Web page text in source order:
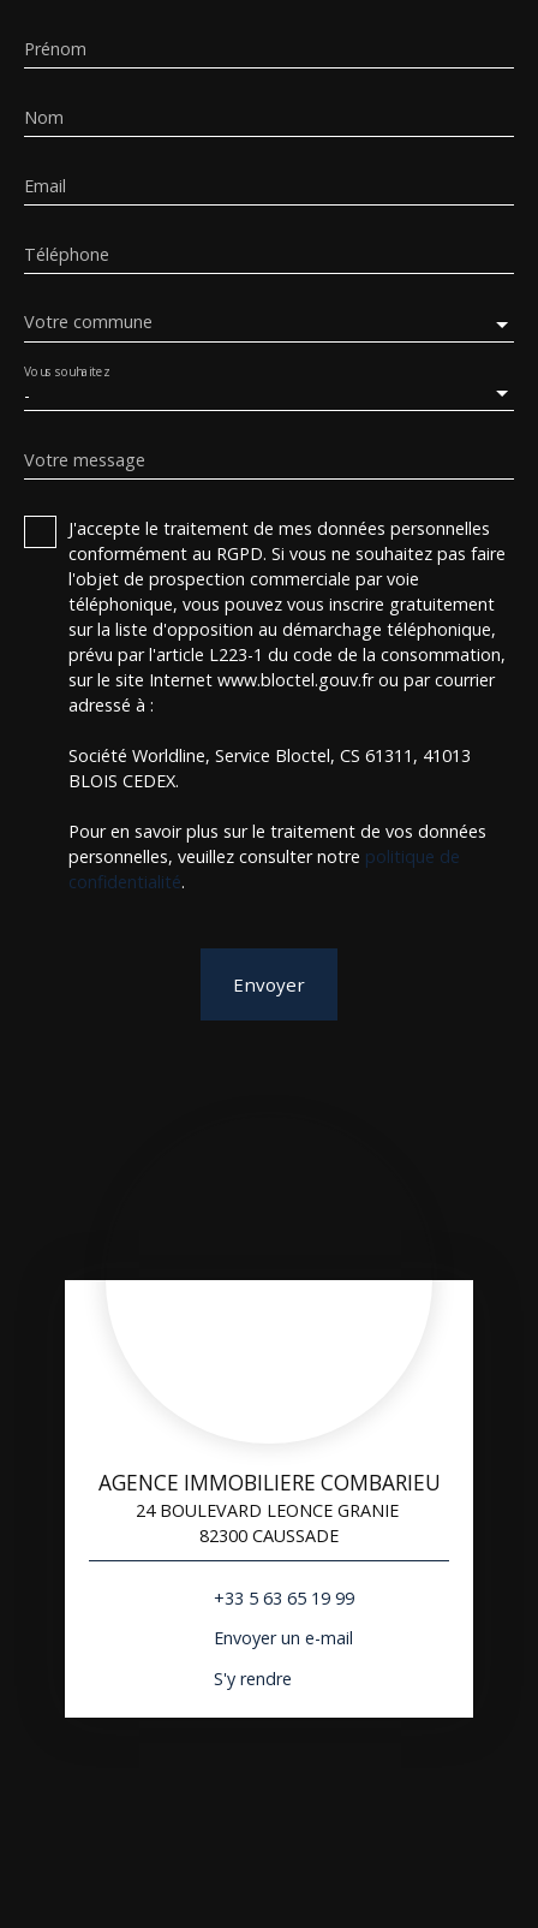
Prénom
Nom
Email
Téléphone
Votre commune
-
Vous souhaitez
Votre message
J'accepte le traitement de mes données personnelles
conformément au RGPD. Si vous ne souhaitez pas faire
l'objet de prospection commerciale par voie
téléphonique, vous pouvez vous inscrire gratuitement
sur la liste d'opposition au démarchage téléphonique,
prévu par l'article L223-1 du code de la consommation,
sur le site Internet www.bloctel.gouv.fr ou par courrier
adressé à :
Société Worldline, Service Bloctel, CS 61311, 41013
BLOIS CEDEX.
Pour en savoir plus sur le traitement de vos données
personnelles, veuillez consulter notre politique de
confidentialité.
Envoyer
AGENCE IMMOBILIERE COMBARIEU
24 BOULEVARD LEONCE GRANIE
82300 CAUSSADE
+33 5 63 65 19 99
Envoyer un e-mail
S'y rendre